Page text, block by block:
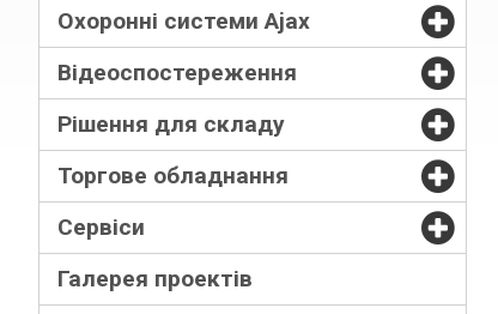
Охоронні системи Ajax
Відеоспостереження
Рішення для складу
Торгове обладнання
Сервіси
Галерея проектів